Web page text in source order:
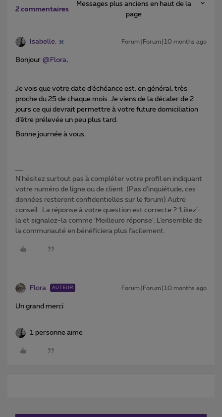
2 commentaires
Messages plus anciens en haut de la
page
Isabelle. Forum|Forum|10 months ago
Bonjour ​ @Flora,
Je vois que votre date d’échéance est, en général, très
proche du 25 de chaque mois. Je viens de la décaler de 2
jours ce qui devrait permettre à votre future domiciliation
d’être prélevée un peu plus tard.
Bonne journée à vous.
N'hésitez surtout pas à compléter votre profil en indiquant
votre numéro de ligne ou de client. (Pas d'inquiétude, ces
données resteront confidentielles sur le forum) Autre
conseil : La réponse à votre question est correcte ? ‘Likez’-
la et signalez-la comme ‘Meilleure réponse’. L’ensemble de
la communauté en bénéficiera plus facilement.
Flora AUTEUR Forum|Forum|10 months ago
Un grand merci
1 personne aime